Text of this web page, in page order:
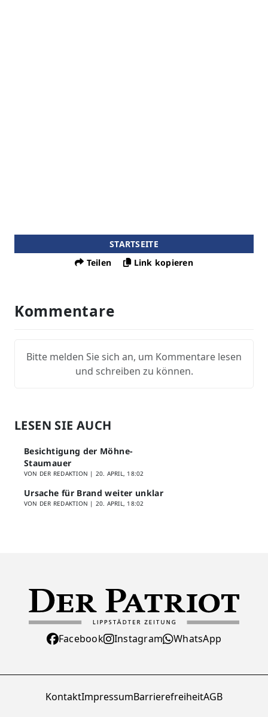
STARTSEITE
Teilen
Link kopieren
Kommentare
Bitte melden Sie sich an, um Kommentare lesen
und schreiben zu können.
LESEN SIE AUCH
Besichtigung der Möhne-
Staumauer
VON DER REDAKTION | 20. APRIL, 18:02
Ursache für Brand weiter unklar
VON DER REDAKTION | 20. APRIL, 18:02
Facebook Instagram WhatsApp
KontaktImpressumBarrierefreiheitAGB